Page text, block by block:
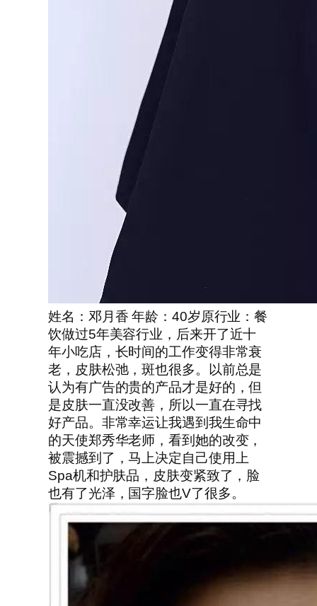
姓名：邓月香 年龄：40岁原行业：餐
饮做过5年美容行业，后来开了近十
年小吃店，长时间的工作变得非常衰
老，皮肤松弛，斑也很多。以前总是
认为有广告的贵的产品才是好的，但
是皮肤一直没改善，所以一直在寻找
好产品。非常幸运让我遇到我生命中
的天使郑秀华老师，看到她的改变，
被震撼到了，马上决定自己使用上
Spa机和护肤品，皮肤变紧致了，脸
也有了光泽，国字脸也V了很多。